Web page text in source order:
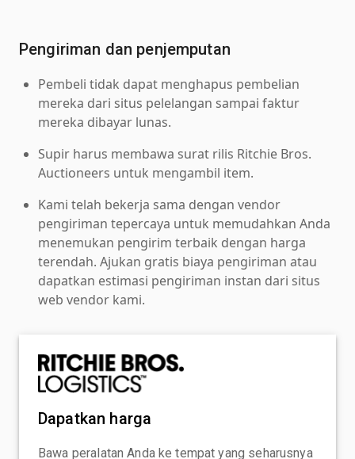
Pengiriman dan penjemputan
Pembeli tidak dapat menghapus pembelian
mereka dari situs pelelangan sampai faktur
mereka dibayar lunas.
Supir harus membawa surat rilis Ritchie Bros.
Auctioneers untuk mengambil item.
Kami telah bekerja sama dengan vendor
pengiriman tepercaya untuk memudahkan Anda
menemukan pengirim terbaik dengan harga
terendah. Ajukan gratis biaya pengiriman atau
dapatkan estimasi pengiriman instan dari situs
web vendor kami.
Dapatkan harga
Bawa peralatan Anda ke tempat yang seharusnya